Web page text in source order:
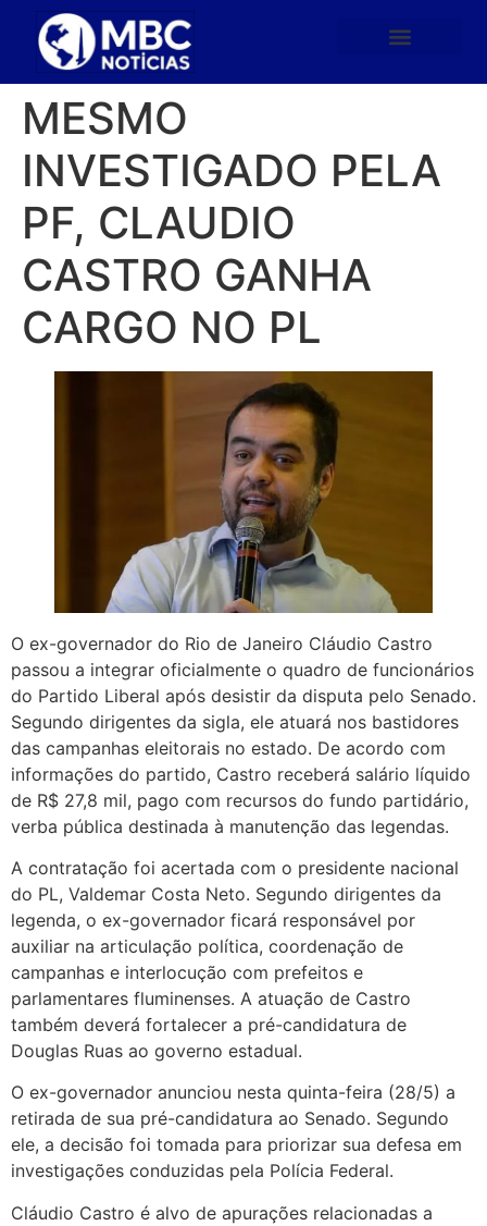
MESMO
INVESTIGADO PELA
PF, CLAUDIO
CASTRO GANHA
CARGO NO PL
O ex-governador do Rio de Janeiro Cláudio Castro
passou a integrar oficialmente o quadro de funcionários
do Partido Liberal após desistir da disputa pelo Senado.
Segundo dirigentes da sigla, ele atuará nos bastidores
das campanhas eleitorais no estado. De acordo com
informações do partido, Castro receberá salário líquido
de R$ 27,8 mil, pago com recursos do fundo partidário,
verba pública destinada à manutenção das legendas.
A contratação foi acertada com o presidente nacional
do PL, Valdemar Costa Neto. Segundo dirigentes da
legenda, o ex-governador ficará responsável por
auxiliar na articulação política, coordenação de
campanhas e interlocução com prefeitos e
parlamentares fluminenses. A atuação de Castro
também deverá fortalecer a pré-candidatura de
Douglas Ruas ao governo estadual.
O ex-governador anunciou nesta quinta-feira (28/5) a
retirada de sua pré-candidatura ao Senado. Segundo
ele, a decisão foi tomada para priorizar sua defesa em
investigações conduzidas pela Polícia Federal.
Cláudio Castro é alvo de apurações relacionadas a